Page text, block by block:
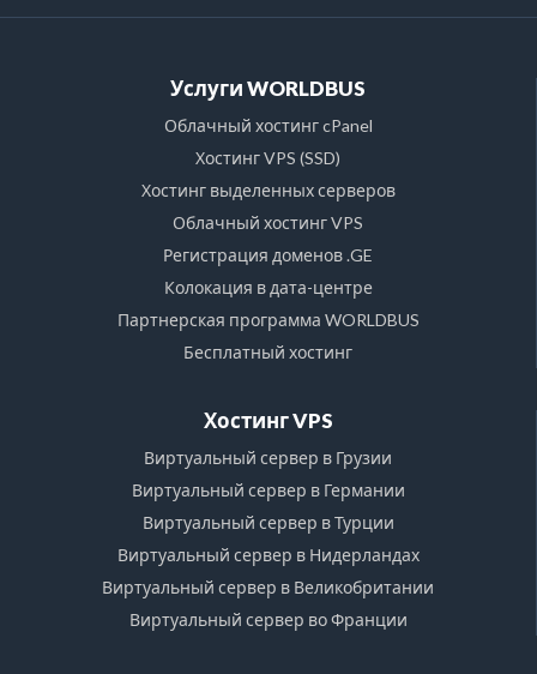
Услуги WORLDBUS
Облачный хостинг cPanel
Хостинг VPS (SSD)
Хостинг выделенных серверов
Облачный хостинг VPS
Регистрация доменов .GE
Колокация в дата-центре
Партнерская программа WORLDBUS
Бесплатный хостинг
Хостинг VPS
Виртуальный сервер в Грузии
Виртуальный сервер в Германии
Виртуальный сервер в Турции
Виртуальный сервер в Нидерландах
Виртуальный сервер в Великобритании
Виртуальный сервер во Франции